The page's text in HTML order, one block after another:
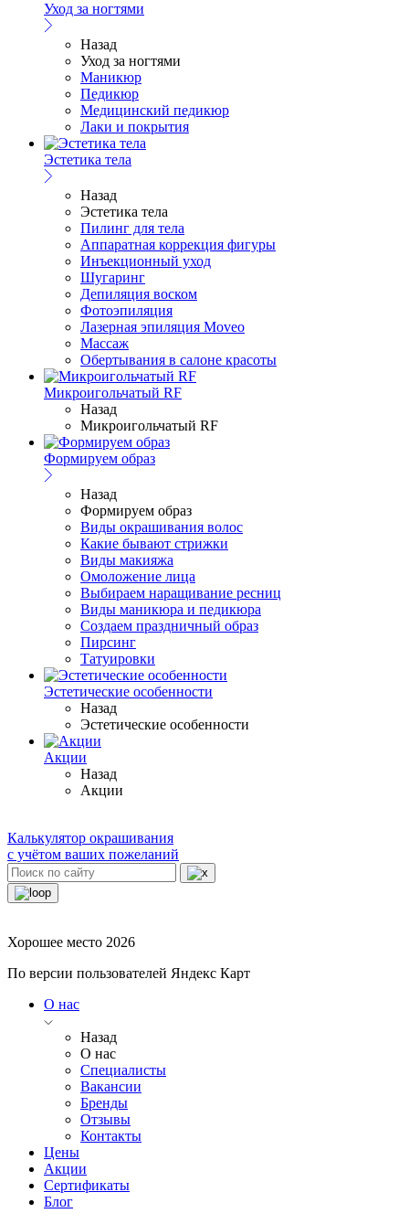
Уход за ногтями
Назад
Уход за ногтями
Маникюр
Педикюр
Медицинский педикюр
Лаки и покрытия
Эстетика тела
Назад
Эстетика тела
Пилинг для тела
Аппаратная коррекция фигуры
Инъекционный уход
Шугаринг
Депиляция воском
Фотоэпиляция
Лазерная эпиляция Moveo
Массаж
Обертывания в салоне красоты
Микроигольчатый RF
Назад
Микроигольчатый RF
Формируем образ
Назад
Формируем образ
Виды окрашивания волос
Какие бывают стрижки
Виды макияжа
Омоложение лица
Выбираем наращивание ресниц
Виды маникюра и педикюра
Создаем праздничный образ
Пирсинг
Татуировки
Эстетические особенности
Назад
Эстетические особенности
Акции
Назад
Акции
Калькулятор окрашивания
с учётом ваших пожеланий
Хорошее место 2026
По версии пользователей Яндекс Карт
О нас
Назад
О нас
Специалисты
Вакансии
Бренды
Отзывы
Контакты
Цены
Акции
Сертификаты
Блог